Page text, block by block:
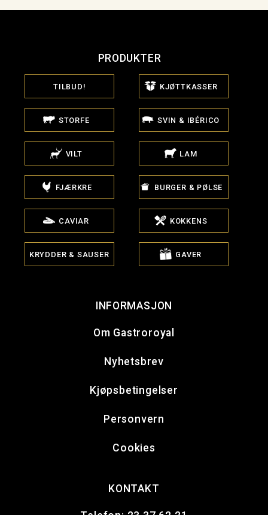
PRODUKTER
TILBUD! KJØTTKASSER
STORFE SVIN & IBÉRICO
VILT LAM
FJÆRKRE BURGER & PØLSE
CAVIAR KOKKENS
KRYDDER & SAUSER GAVER
INFORMASJON
Om Gastroroyal
Nyhetsbrev
Kjøpsbetingelser
Personvern
Cookies
KONTAKT